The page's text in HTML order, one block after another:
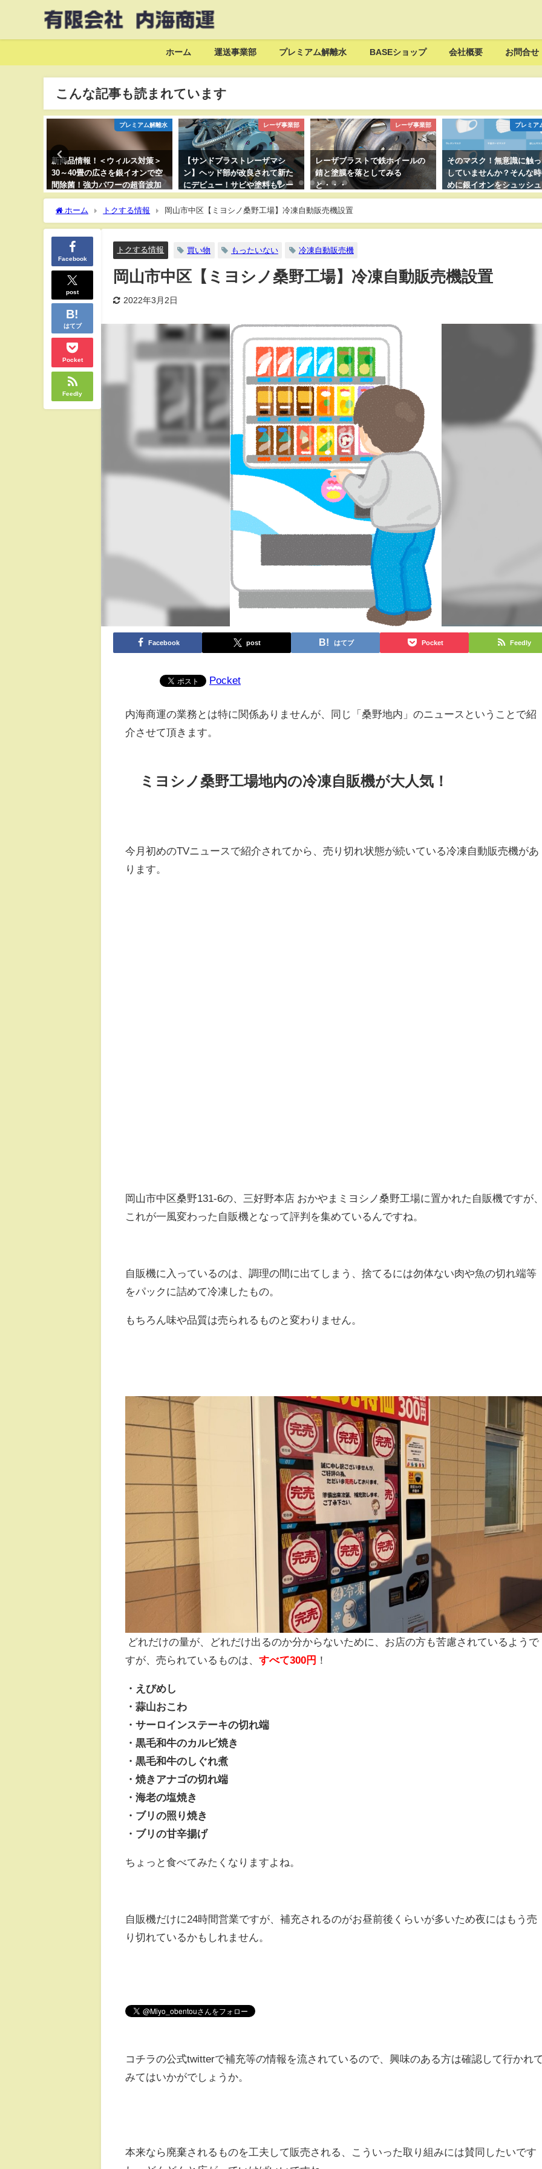
ホーム 運送事業部 プレミアム解離水 BASEショップ 会社概要 お問合せ
こんな記事も読まれています
プレミアム解離水
新商品情報！＜ウィルス対策＞
30～40畳の広さを銀イオンで空
間除菌！強力パワーの超音波加
湿器の販売開始！
レーザ事業部
【サンドブラストレーザマシ
ン】ヘッド部が改良されて新た
にデビュー！サビや塗料もレー
ザブラストで落ちる落ちる！
レーザ事業部
レーザブラストで鉄ホイールの
錆と塗膜を落としてみる
と・・・
プレミア
そのマスク！無意識に触
していませんか？そんな
めに銀イオンをシュッシ
て、マスクも手指も抗菌
ホーム トクする情報 岡山市中区【ミヨシノ桑野工場】冷凍自動販売機設置
Facebook
post
はてブ
Pocket
Feedly
トクする情報 買い物 もったいない 冷凍自動販売機
岡山市中区【ミヨシノ桑野工場】冷凍自動販売機設置
2022年3月2日
Facebook post はてブ Pocket Feedly
Pocket
内海商運の業務とは特に関係ありませんが、同じ「桑野地内」のニュースということで紹
介させて頂きます。
ミヨシノ桑野工場地内の冷凍自販機が大人気！
今月初めのTVニュースで紹介されてから、売り切れ状態が続いている冷凍自動販売機があ
ります。
岡山市中区桑野131-6の、三好野本店 おかやまミヨシノ桑野工場に置かれた自販機ですが
これが一風変わった自販機となって評判を集めているんですね。
自販機に入っているのは、調理の間に出てしまう、捨てるには勿体ない肉や魚の切れ端等
をパックに詰めて冷凍したもの。
もちろん味や品質は売られるものと変わりません。
どれだけの量が、どれだけ出るのか分からないために、お店の方も苦慮されているようで
すが、売られているものは、 すべて300円 ！
・えびめし
・蒜山おこわ
・サーロインステーキの切れ端
・黒毛和牛のカルビ焼き
・黒毛和牛のしぐれ煮
・焼きアナゴの切れ端
・海老の塩焼き
・ブリの照り焼き
・ブリの甘辛揚げ
ちょっと食べてみたくなりますよね。
自販機だけに24時間営業ですが、補充されるのがお昼前後くらいが多いため夜にはもう売
り切れているかもしれません。
コチラの公式twitterで補充等の情報を流されているので、興味のある方は確認して行かれ
みてはいかがでしょうか。
本来なら廃棄されるものを工夫して販売される、こういった取り組みには賛同したいです